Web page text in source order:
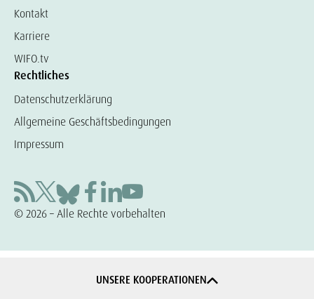
Kontakt
Karriere
WIFO.tv
Rechtliches
Datenschutzerklärung
Allgemeine Geschäftsbedingungen
Impressum
© 2026 – Alle Rechte vorbehalten
UNSERE KOOPERATIONEN